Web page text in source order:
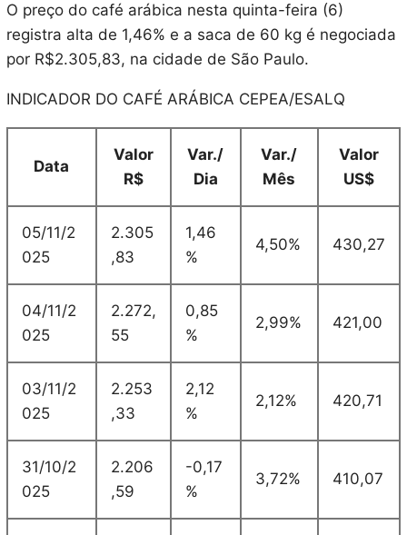
O preço do café arábica nesta quinta-feira (6)
registra alta de 1,46% e a saca de 60 kg é negociada
por R$2.305,83, na cidade de São Paulo.
INDICADOR DO CAFÉ ARÁBICA CEPEA/ESALQ
Data
Valor
R$
Var./
Dia
Var./
Mês
Valor
US$
05/11/2
025
2.305
,83
1,46
%
4,50% 430,27
04/11/2
025
2.272,
55
0,85
%
2,99% 421,00
03/11/2
025
2.253
,33
2,12
%
2,12% 420,71
31/10/2
025
2.206
,59
-0,17
%
3,72% 410,07